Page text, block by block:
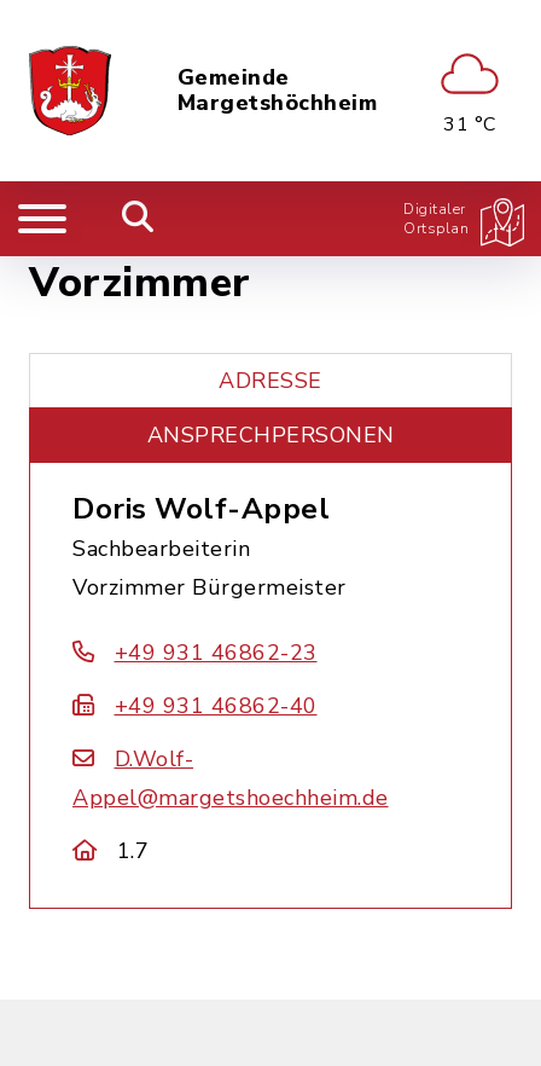
Gemeinde
Margetshöchheim
31 °C
Digitaler
Ortsplan
Vorzimmer
ADRESSE
ANSPRECHPERSONEN
Doris Wolf-Appel
Sachbearbeiterin
Vorzimmer Bürgermeister
+49 931 46862-23
+49 931 46862-40
D.Wolf-
Appel@margetshoechheim.de
1.7